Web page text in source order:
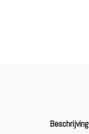
Beschrijving